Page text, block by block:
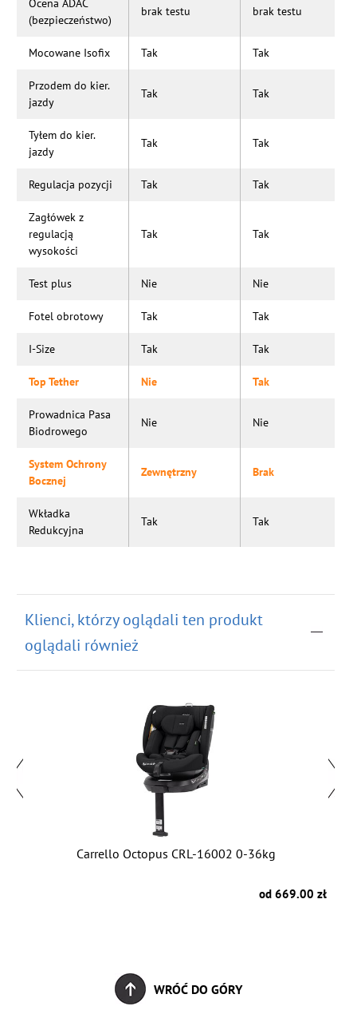
Ocena ADAC
(bezpieczeństwo)
brak testu brak testu
Mocowane Isofix Tak Tak
Przodem do kier.
jazdy
Tak Tak
Tyłem do kier.
jazdy
Tak Tak
Regulacja pozycji Tak Tak
Zagłówek z
regulacją
wysokości
Tak Tak
Test plus Nie Nie
Fotel obrotowy Tak Tak
I-Size Tak Tak
Top Tether Nie Tak
Prowadnica Pasa
Biodrowego
Nie Nie
System Ochrony
Bocznej
Zewnętrzny Brak
Wkładka
Redukcyjna
Tak Tak
Klienci, którzy oglądali ten produkt
oglądali również
Carrello Octopus CRL-16002 0-36kg
od 669.00 zł
WRÓĆ DO GÓRY